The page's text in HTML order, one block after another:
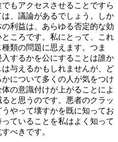
もアクセスさせることですら
、議論があるでしょう。しか
利益は、あらゆる否定的な効
ころです。私にとって、これ
類の問題に思えます。つま
するかを公にすることは誰か
与えるかもしれませんが、ど
について多くの人が気をつけ
の意識付けが上がることによ
と思うのです。悪者のクラッ
やって壊すかを既に知ってお
ていることを私はよく知って
べきです。